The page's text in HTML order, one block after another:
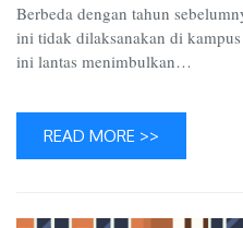
Berbeda dengan tahun
ini tidak dilaksanakan di
ini lantas menimbulkan…
READ MORE >>